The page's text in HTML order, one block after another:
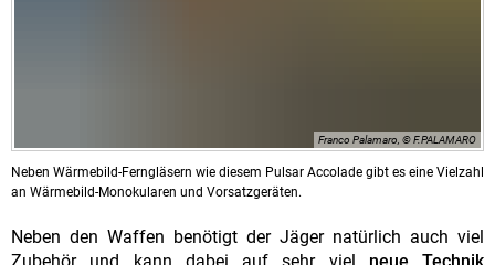
Franco Palamaro, © F.PALAMARO
Neben Wärmebild-Ferngläsern wie diesem Pulsar Accolade gibt es eine Vielzahl
an Wärmebild-Monokularen und Vorsatzgeräten.
Neben den Waffen benötigt der Jäger natürlich auch viel